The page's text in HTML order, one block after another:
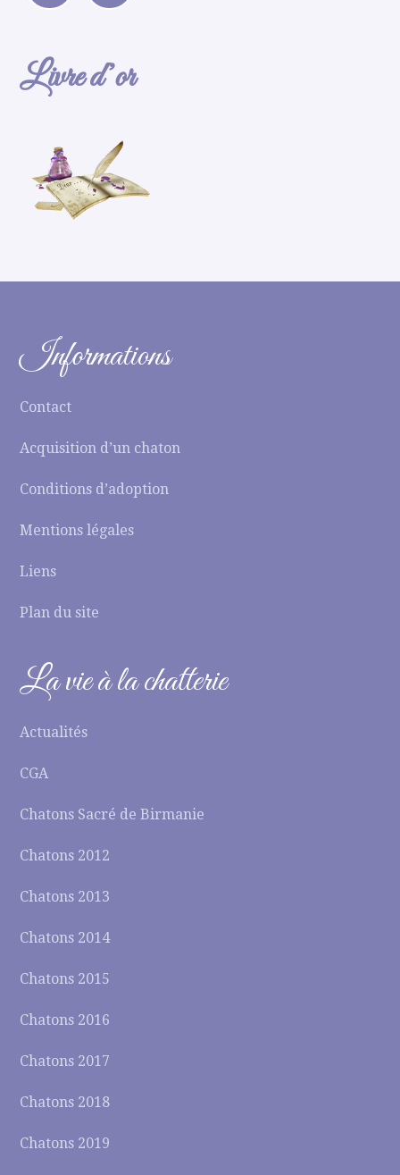
Livre d’or
Informations
Contact
Acquisition d’un chaton
Conditions d’adoption
Mentions légales
Liens
Plan du site
La vie à la chatterie
Actualités
CGA
Chatons Sacré de Birmanie
Chatons 2012
Chatons 2013
Chatons 2014
Chatons 2015
Chatons 2016
Chatons 2017
Chatons 2018
Chatons 2019